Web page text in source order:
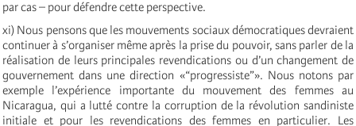
par cas – pour défendre cette perspective.
xi) Nous pensons que les mouvements sociaux démocratiques devraient
continuer à s’organiser même après la prise du pouvoir, sans parler de la
réalisation de leurs principales revendications ou d’un changement de
gouvernement dans une direction «“progressiste”». Nous notons par
exemple l’expérience importante du mouvement des femmes au
Nicaragua, qui a lutté contre la corruption de la révolution sandiniste
initiale et pour les revendications des femmes en particulier. Les